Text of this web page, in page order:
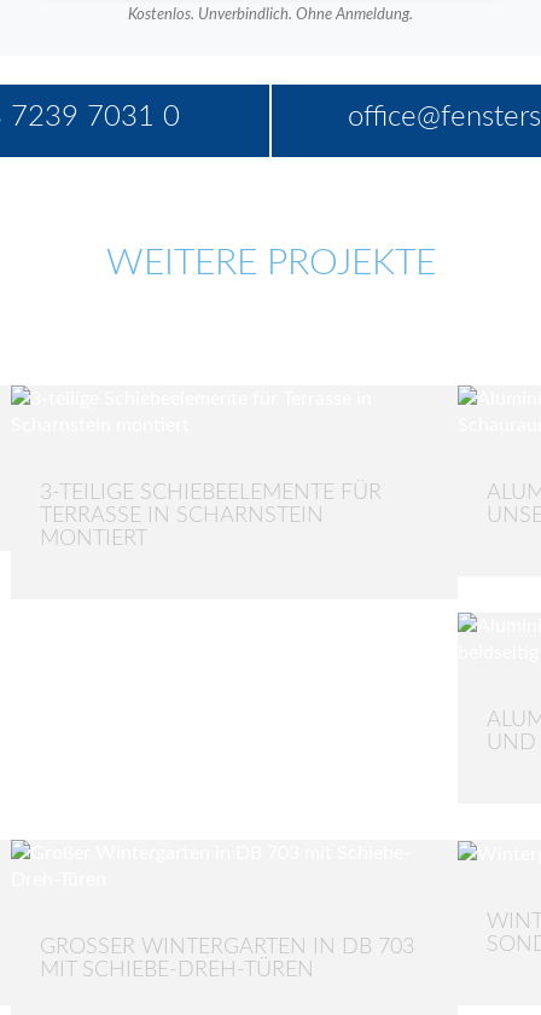
Kostenlos. Unverbindlich. Ohne Anmeldung.
7239 7031 0
WEITERE PROJEKTE
3-TEILIGE SCHIEBEELEMENTE FÜR
TERRASSE IN SCHARNSTEIN
MONTIERT
UND
GROSSER WINTERGARTEN IN DB 703 M
IT SCHIEBE-DREH-TÜREN